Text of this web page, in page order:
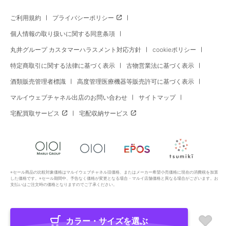
ご利用規約 プライバシーポリシー
個人情報の取り扱いに関する同意条項
丸井グループ カスタマーハラスメント対応方針 cookieポリシー
特定商取引に関する法律に基づく表示 古物営業法に基づく表示
酒類販売管理者標識 高度管理医療機器等販売許可に基づく表示
マルイウェブチャネル出店のお問い合わせ サイトマップ
宅配買取サービス 宅配収納サービス
※セール商品の比較対象価格はマルイウェブチャネル旧価格、またはメーカー希望小売価格に現在の消費税を加算
した価格です。※セール期間中、予告なく価格が変更となる場合・マルイ店舗価格と異なる場合がございます。お
支払いはご注文時の価格となりますのでご了承ください。
Copyright All Rights Reserved. MARUI Co., Ltd
カラー・サイズを選ぶ